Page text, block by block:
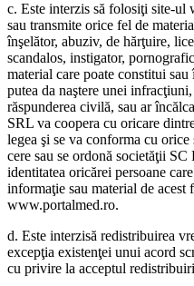
c. Este interzis să folosiţi site-ul
sau transmite orice fel de
înşelător, abuziv, de hărţuire,
scandalos, instigator,
material care poate constitui
putea da naştere unei
răspunderea civilă, sau ar
SRL va coopera cu oricare
legea şi se va conforma cu orice
cere sau se ordonă societăţii
identitatea oricărei persoane
informaţie sau material de
www.portalmed.ro.
d. Este interzisă redistribuirea
excepţia existenţei unui acord
cu privire la acceptul